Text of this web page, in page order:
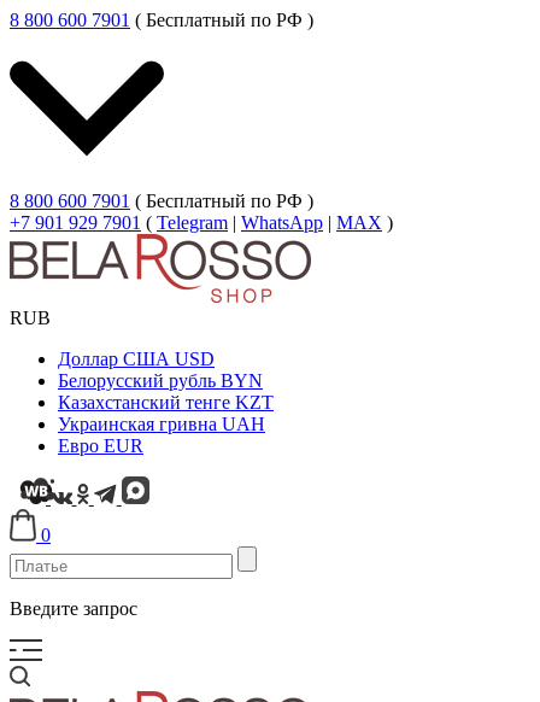
8 800 600 7901 ( Бесплатный по РФ )
8 800 600 7901 ( Бесплатный по РФ )
+7 901 929 7901 ( Telegram | WhatsApp | MAX )
RUB
Доллар США USD
Белорусский рубль BYN
Казахстанский тенге KZT
Украинская гривна UAH
Евро EUR
0
Введите запрос